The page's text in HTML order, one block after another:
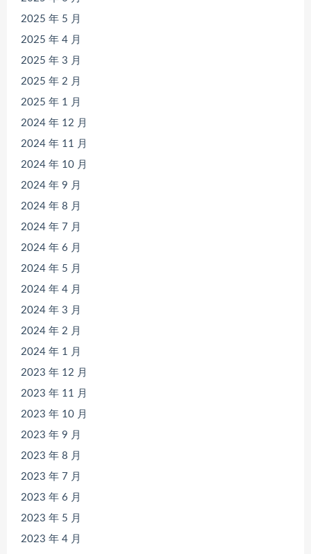
2025 年 5 月
2025 年 4 月
2025 年 3 月
2025 年 2 月
2025 年 1 月
2024 年 12 月
2024 年 11 月
2024 年 10 月
2024 年 9 月
2024 年 8 月
2024 年 7 月
2024 年 6 月
2024 年 5 月
2024 年 4 月
2024 年 3 月
2024 年 2 月
2024 年 1 月
2023 年 12 月
2023 年 11 月
2023 年 10 月
2023 年 9 月
2023 年 8 月
2023 年 7 月
2023 年 6 月
2023 年 5 月
2023 年 4 月